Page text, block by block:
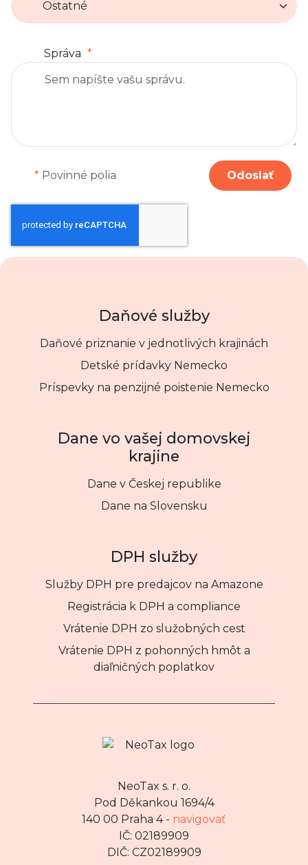
Správa
* Povinné polia Odoslať
Daňové služby
Daňové priznanie v jednotlivých krajinách
Detské prídavky Nemecko
Príspevky na penzijné poistenie Nemecko
Dane vo vašej domovskej
krajine
Dane v Českej republike
Dane na Slovensku
DPH služby
Služby DPH pre predajcov na Amazone
Registrácia k DPH a compliance
Vrátenie DPH zo služobných cest
Vrátenie DPH z pohonných hmôt a
diaľničných poplatkov
NeoTax s. r. o.
Pod Děkankou 1694/4
140 00 Praha 4 - navigovať
IČ: 02189909
DIČ: CZ02189909